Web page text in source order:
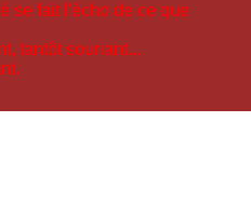
se fait l'écho de ce que
tantôt souriant...